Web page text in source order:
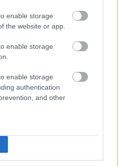
enable storage
the website or app.
enable storage
enable storage
authentication
and other
o nubes? Tiene